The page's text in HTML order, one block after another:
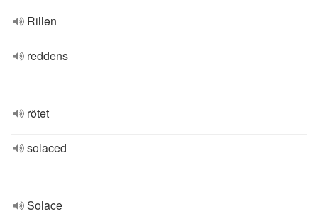
Rillen
reddens
rötet
solaced
Solace